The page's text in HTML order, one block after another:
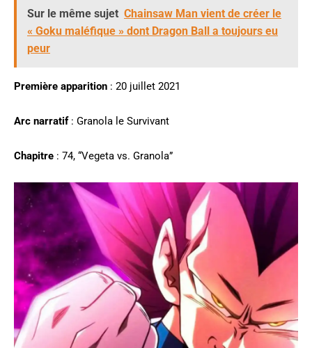
Sur le même sujet Chainsaw Man vient de créer le
« Goku maléfique » dont Dragon Ball a toujours eu
peur
Première apparition : 20 juillet 2021
Arc narratif: Granola le Survivant
Chapitre : 74, “Vegeta vs. Granola”